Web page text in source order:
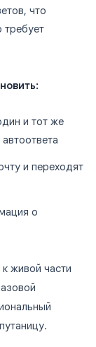
что
требует
и тот же
и переходят
о
живой части